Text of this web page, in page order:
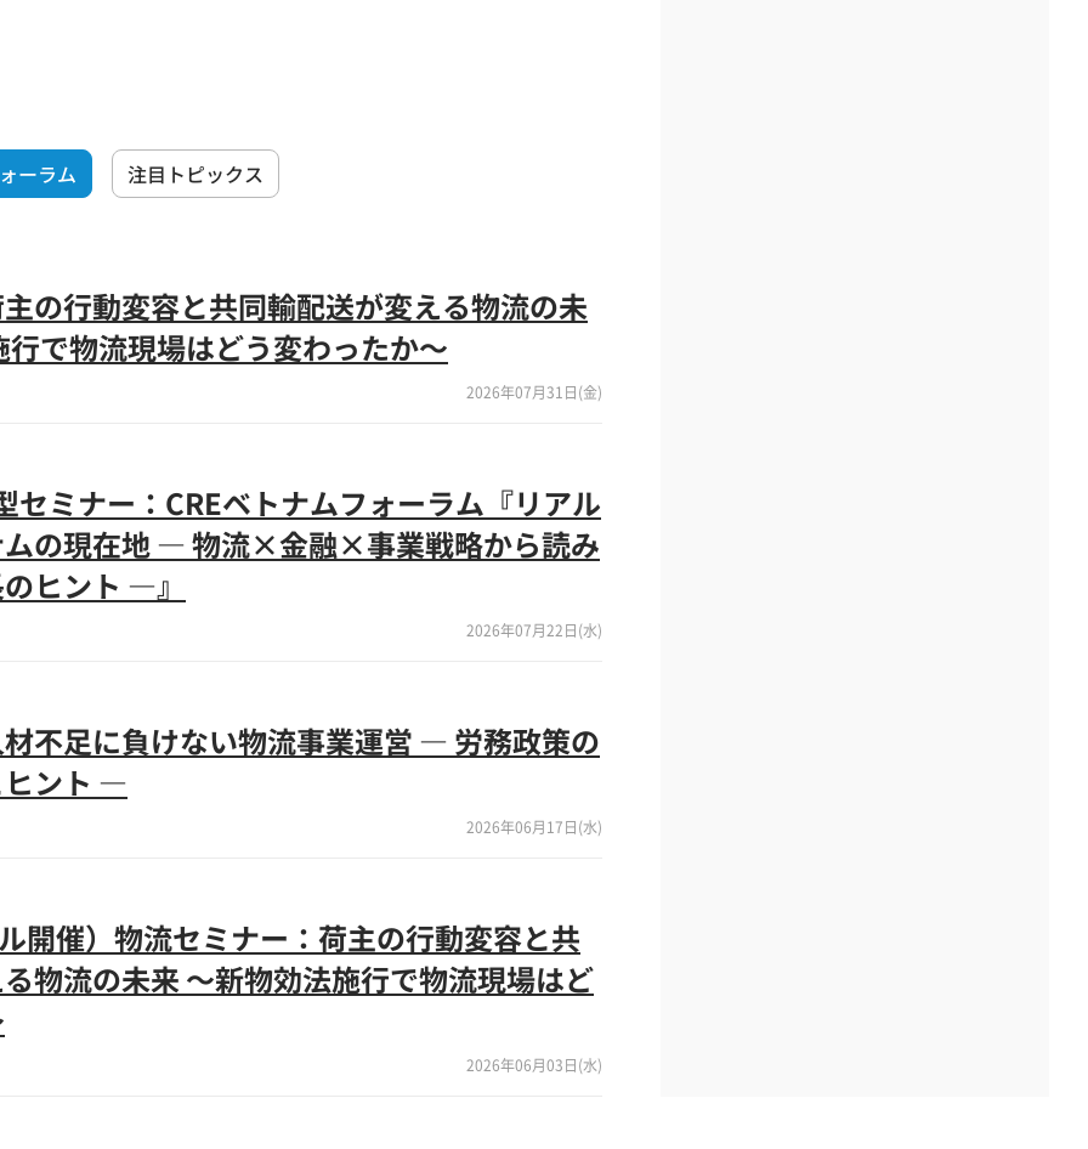
ーラム 注目トピックス
の行動変容と共同輸配送が変える物流の未
で物流現場はどう変わったか～
2026年07月31日(金)
セミナー：CREベトナムフォーラム『リアル
ムの現在地 ― 物流×金融×事業戦略から読み
ヒント ―』
2026年07月22日(水)
不足に負けない物流事業運営 ― 労務政策の
ヒント ―
2026年06月17日(水)
開催）物流セミナー：荷主の行動変容と共
物流の未来 ～新物効法施行で物流現場はど
2026年06月03日(水)